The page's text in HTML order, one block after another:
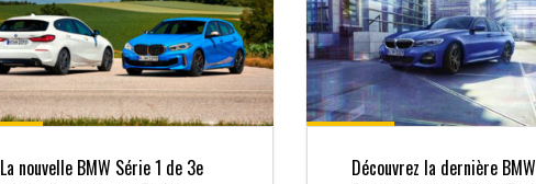
La nouvelle BMW Série 1 de 3e
Découvrez la dernière